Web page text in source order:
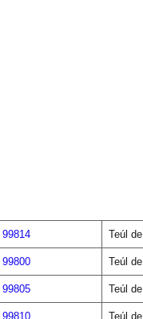
99814 Teúl
99800 Teúl
99805 Teúl
99810 Teúl